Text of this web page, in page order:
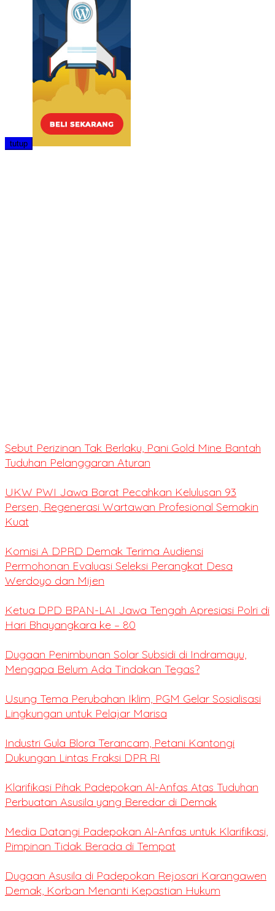
tutup
Sebut Perizinan Tak Berlaku, Pani Gold Mine Bantah
Tuduhan Pelanggaran Aturan
UKW PWI Jawa Barat Pecahkan Kelulusan 93
Persen, Regenerasi Wartawan Profesional Semakin
Kuat
Komisi A DPRD Demak Terima Audiensi
Permohonan Evaluasi Seleksi Perangkat Desa
Werdoyo dan Mijen
Ketua DPD BPAN-LAI Jawa Tengah Apresiasi Polri di
Hari Bhayangkara ke – 80
Dugaan Penimbunan Solar Subsidi di Indramayu,
Mengapa Belum Ada Tindakan Tegas?
Usung Tema Perubahan Iklim, PGM Gelar Sosialisasi
Lingkungan untuk Pelajar Marisa
Industri Gula Blora Terancam, Petani Kantongi
Dukungan Lintas Fraksi DPR RI
Klarifikasi Pihak Padepokan Al-Anfas Atas Tuduhan
Perbuatan Asusila yang Beredar di Demak
Media Datangi Padepokan Al-Anfas untuk Klarifikasi,
Pimpinan Tidak Berada di Tempat
Dugaan Asusila di Padepokan Rejosari Karangawen
Demak, Korban Menanti Kepastian Hukum